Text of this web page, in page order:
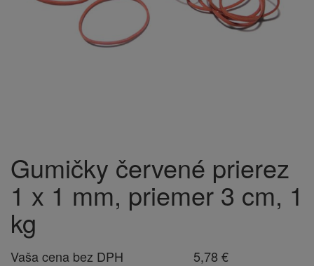
Gumičky červené prierez
1 x 1 mm, priemer 3 cm, 1
kg
Vaša cena bez DPH
5,78 €